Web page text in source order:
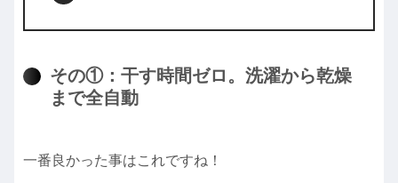
その①：干す時間ゼロ。洗濯から乾燥
まで全自動
一番良かった事はこれですね！